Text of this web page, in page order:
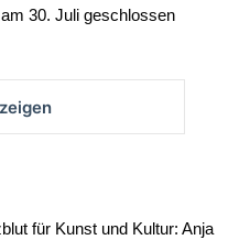
30. Juli geschlossen
für Kunst und Kultur: Anja